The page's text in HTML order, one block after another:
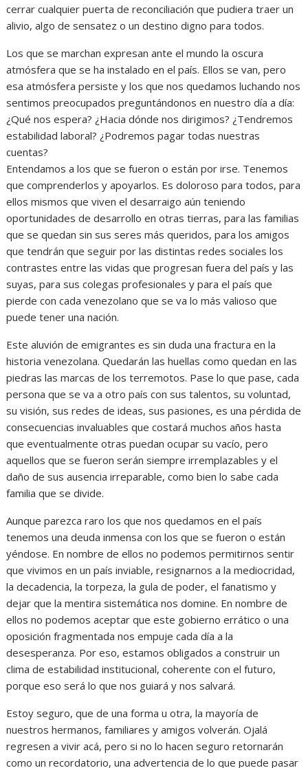
cerrar cualquier puerta de reconciliación que pudiera traer un
alivio, algo de sensatez o un destino digno para todos.
Los que se marchan expresan ante el mundo la oscura
atmósfera que se ha instalado en el país. Ellos se van, pero
esa atmósfera persiste y los que nos quedamos luchando nos
sentimos preocupados preguntándonos en nuestro día a día:
¿Qué nos espera? ¿Hacia dónde nos dirigimos? ¿Tendremos
estabilidad laboral? ¿Podremos pagar todas nuestras
cuentas?
Entendamos a los que se fueron o están por irse. Tenemos
que comprenderlos y apoyarlos. Es doloroso para todos, para
ellos mismos que viven el desarraigo aún teniendo
oportunidades de desarrollo en otras tierras, para las familias
que se quedan sin sus seres más queridos, para los amigos
que tendrán que seguir por las distintas redes sociales los
contrastes entre las vidas que progresan fuera del país y las
suyas, para sus colegas profesionales y para el país que
pierde con cada venezolano que se va lo más valioso que
puede tener una nación.
Este aluvión de emigrantes es sin duda una fractura en la
historia venezolana. Quedarán las huellas como quedan en las
piedras las marcas de los terremotos. Pase lo que pase, cada
persona que se va a otro país con sus talentos, su voluntad,
su visión, sus redes de ideas, sus pasiones, es una pérdida de
consecuencias invaluables que costará muchos años hasta
que eventualmente otras puedan ocupar su vacío, pero
aquellos que se fueron serán siempre irremplazables y el
daño de sus ausencia irreparable, como bien lo sabe cada
familia que se divide.
Aunque parezca raro los que nos quedamos en el país
tenemos una deuda inmensa con los que se fueron o están
yéndose. En nombre de ellos no podemos permitirnos sentir
que vivimos en un país inviable, resignarnos a la mediocridad,
la decadencia, la torpeza, la gula de poder, el fanatismo y
dejar que la mentira sistemática nos domine. En nombre de
ellos no podemos aceptar que este gobierno errático o una
oposición fragmentada nos empuje cada día a la
desesperanza. Por eso, estamos obligados a construir un
clima de estabilidad institucional, coherente con el futuro,
porque eso será lo que nos guiará y nos salvará.
Estoy seguro, que de una forma u otra, la mayoría de
nuestros hermanos, familiares y amigos volverán. Ojalá
regresen a vivir acá, pero si no lo hacen seguro retornarán
como un recordatorio, una advertencia de lo que puede pasar